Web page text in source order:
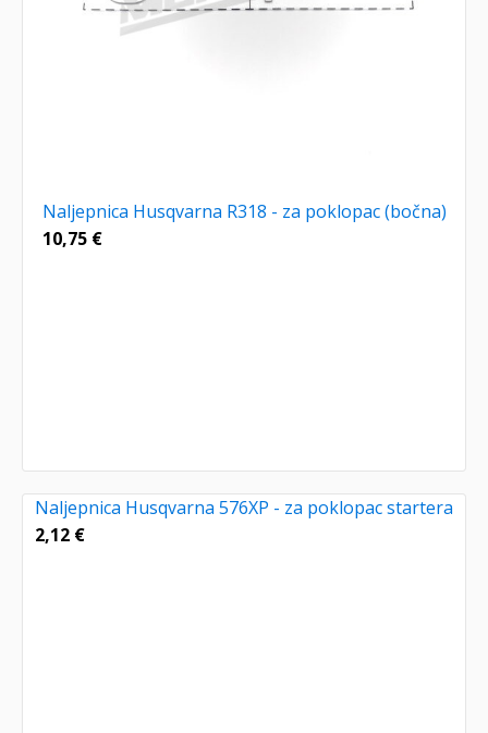
Naljepnica Husqvarna R318 - za poklopac (bočna)
10,75 €
Naljepnica Husqvarna 576XP - za poklopac startera
2,12 €